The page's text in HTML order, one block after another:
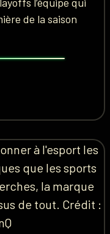
de la saison